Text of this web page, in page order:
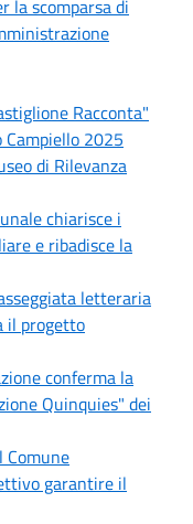
la scomparsa di
Racconta"
2025
di Rilevanza
chiarisce i
e ribadisce la
letteraria
il progetto
conferma la
Quinquies" dei
Comune
garantire il